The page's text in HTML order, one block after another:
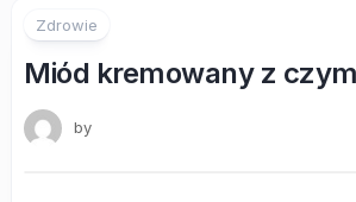
Zdrowie
Miód kremowany z
by